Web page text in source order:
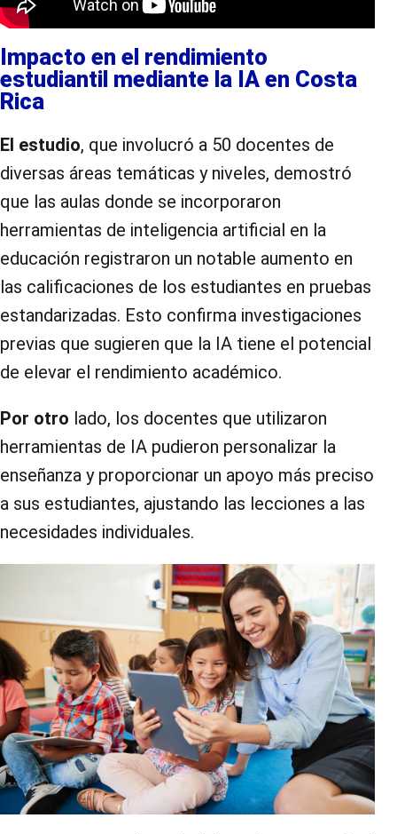
Impacto en el rendimiento
estudiantil mediante la IA en Costa
Rica
El estudio, que involucró a 50 docentes de
diversas áreas temáticas y niveles, demostró
que las aulas donde se incorporaron
herramientas de inteligencia artificial en la
educación registraron un notable aumento en
las calificaciones de los estudiantes en pruebas
estandarizadas. Esto confirma investigaciones
previas que sugieren que la IA tiene el potencial
de elevar el rendimiento académico.
Por otro lado, los docentes que utilizaron
herramientas de IA pudieron personalizar la
enseñanza y proporcionar un apoyo más preciso
a sus estudiantes, ajustando las lecciones a las
necesidades individuales.